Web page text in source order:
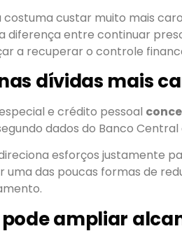
custar muito mais
diferença entre continuar
a recuperar o controle
dívidas mais
e crédito pessoal
dados do Banco Central
esforços justamente
uma das poucas formas de
pode ampliar